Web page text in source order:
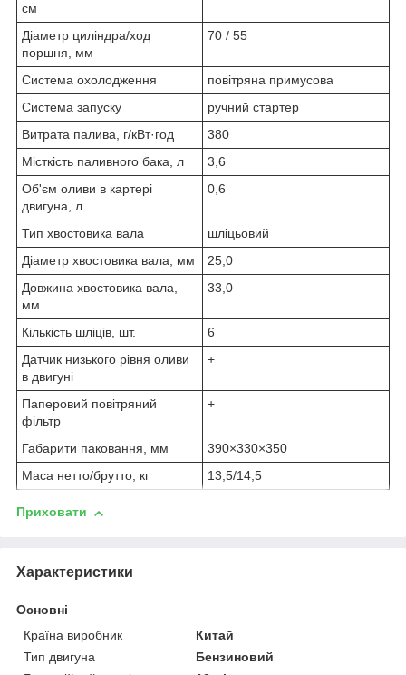
см
Діаметр циліндра/ход
поршня, мм
70 / 55
Система охолодження
повітряна примусова
Система запуску
ручний стартер
Витрата палива, г/кВт·год
380
Місткість паливного бака, л
3,6
Об'єм оливи в картері
двигуна, л
0,6
Тип хвостовика вала
шліцьовий
Діаметр хвостовика вала, мм
25,0
Довжина хвостовика вала,
мм
33,0
Кількість шліців, шт.
6
Датчик низького рівня оливи
в двигуні
+
Паперовий повітряний
фільтр
+
Габарити паковання, мм
390×330×350
Маса нетто/брутто, кг
13,5/14,5
Приховати
Характеристики
Основні
Країна виробник
Китай
Тип двигуна
Бензиновий